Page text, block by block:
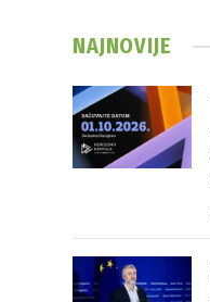
NAJNOVIJE